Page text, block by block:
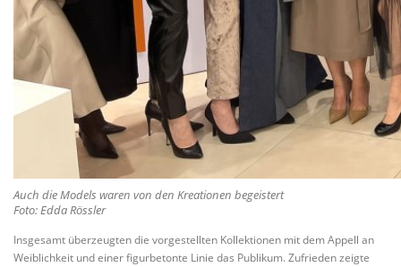
Auch die Models waren von den Kreationen begeistert
Foto: Edda Rössler
Insgesamt überzeugten die vorgestellten Kollektionen mit dem Appell an
Weiblichkeit und einer figurbetonte Linie das Publikum. Zufrieden zeigte